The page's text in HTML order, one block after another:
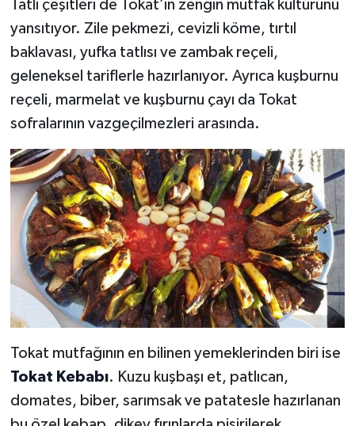
Tatlı çeşitleri de Tokat’ın zengin mutfak kültürünü
yansıtıyor. Zile pekmezi, cevizli köme, tırtıl
baklavası, yufka tatlısı ve zambak reçeli,
geleneksel tariflerle hazırlanıyor. Ayrıca kuşburnu
reçeli, marmelat ve kuşburnu çayı da Tokat
sofralarının vazgeçilmezleri arasında.
Tokat mutfağının en bilinen yemeklerinden biri ise
Tokat Kebabı. Kuzu kuşbaşı et, patlıcan,
domates, biber, sarımsak ve patatesle hazırlanan